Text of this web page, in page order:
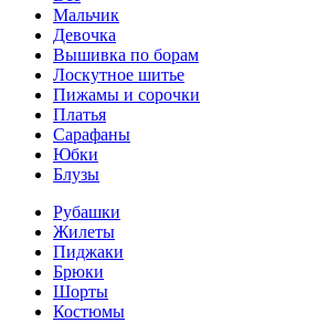
Мальчик
Девочка
Вышивка по борам
Лоскутное шитье
Пижамы и сорочки
Платья
Сарафаны
Юбки
Блузы
Рубашки
Жилеты
Пиджаки
Брюки
Шорты
Костюмы